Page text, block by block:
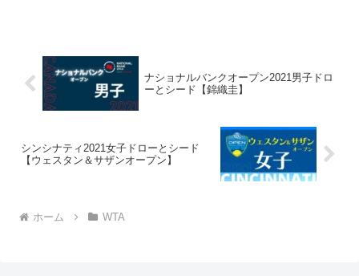
ナショナルバンクオープン2021男子ドロ
ーとシード【錦織圭】
シンシナティ2021女子ドローとシード
【ウェスタン＆サザンオープン】
ホーム WTA